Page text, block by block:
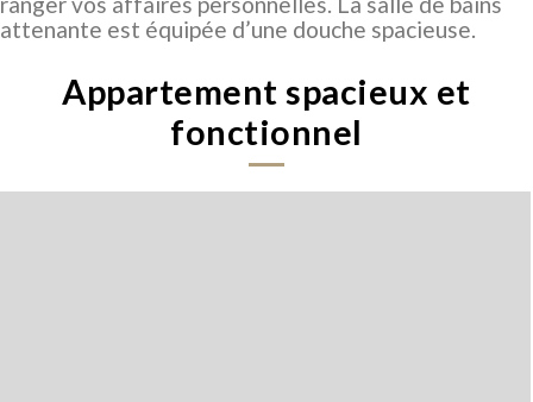
attenante est équipée d’une douche spacieuse.
Appartement spacieux et
fonctionnel